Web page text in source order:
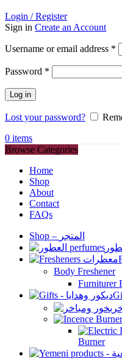
Login / Register
Sign in Create an Account
Username or email address *
Password *
Log in
Lost your password?
0 items
Browse Categories
Home
Shop
About
Contact
FAQs
Shop – المتجر
Body Freshener
Burner